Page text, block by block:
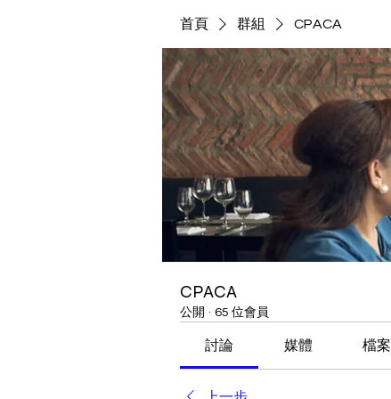
首頁 群組 CPACA
CPACA
公開 · 65 位會員
討論 媒體 檔案